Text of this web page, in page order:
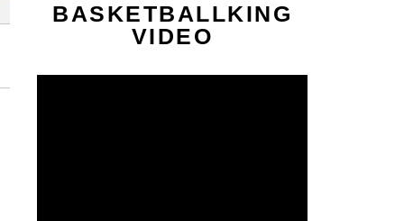
BASKETBALLKING
VIDEO